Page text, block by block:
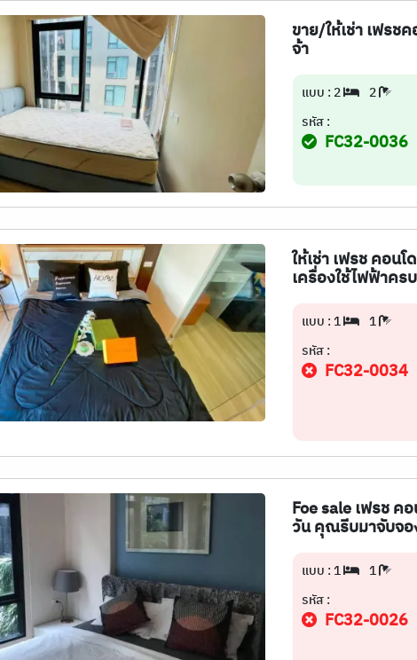
ขาย/ให้เช่า เฟรช
จ้า
แบบ : 2 2
รหัส :
FC32-0036
ให้เช่า เฟรช คอน
เครื่องใช้ไฟฟ้าคร
แบบ : 1 1
รหัส :
FC32-0034
Foe sale เฟรช ค
วัน คุณรีบมาจับจอ
แบบ : 1 1
รหัส :
FC32-0026